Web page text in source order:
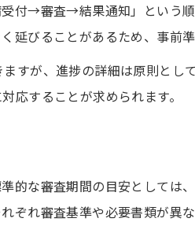
るコツ
比較
流れ
事前準備
因解説
イント
付→審査→結果通知」という
びることがあるため、事前準
すが、進捗の詳細は原則とし
応することが求められます。
的な審査期間の目安としては
れ審査基準や必要書類が異